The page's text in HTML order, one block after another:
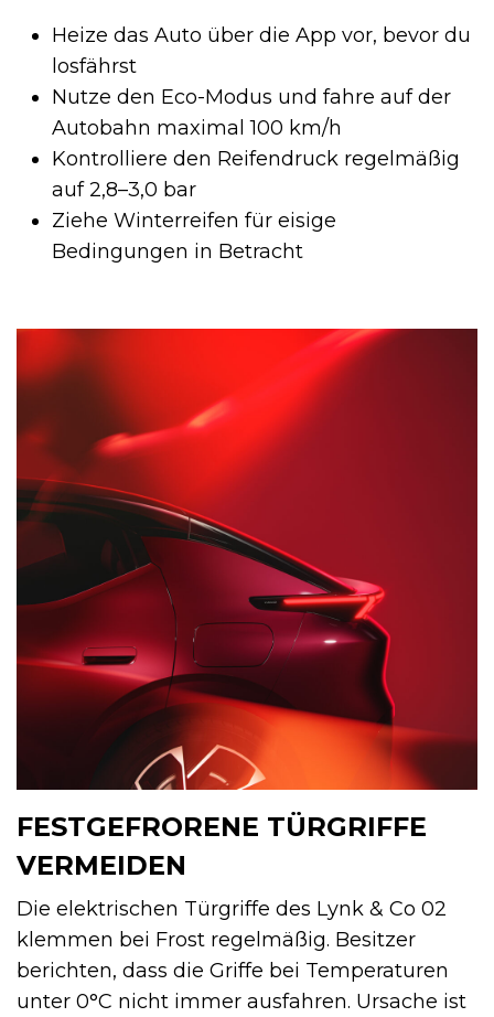
Heize das Auto über die App vor, bevor du
losfährst
Nutze den Eco-Modus und fahre auf der
Autobahn maximal 100 km/h
Kontrolliere den Reifendruck regelmäßig
auf 2,8–3,0 bar
Ziehe Winterreifen für eisige
Bedingungen in Betracht
FESTGEFRORENE TÜRGRIFFE
VERMEIDEN
Die elektrischen Türgriffe des Lynk & Co 02
klemmen bei Frost regelmäßig. Besitzer
berichten, dass die Griffe bei Temperaturen
unter 0°C nicht immer ausfahren. Ursache ist